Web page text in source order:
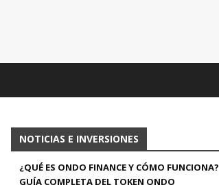
NOTICIAS E INVERSIONES
¿QUÉ ES ONDO FINANCE Y CÓMO FUNCIONA?
GUÍA COMPLETA DEL TOKEN ONDO